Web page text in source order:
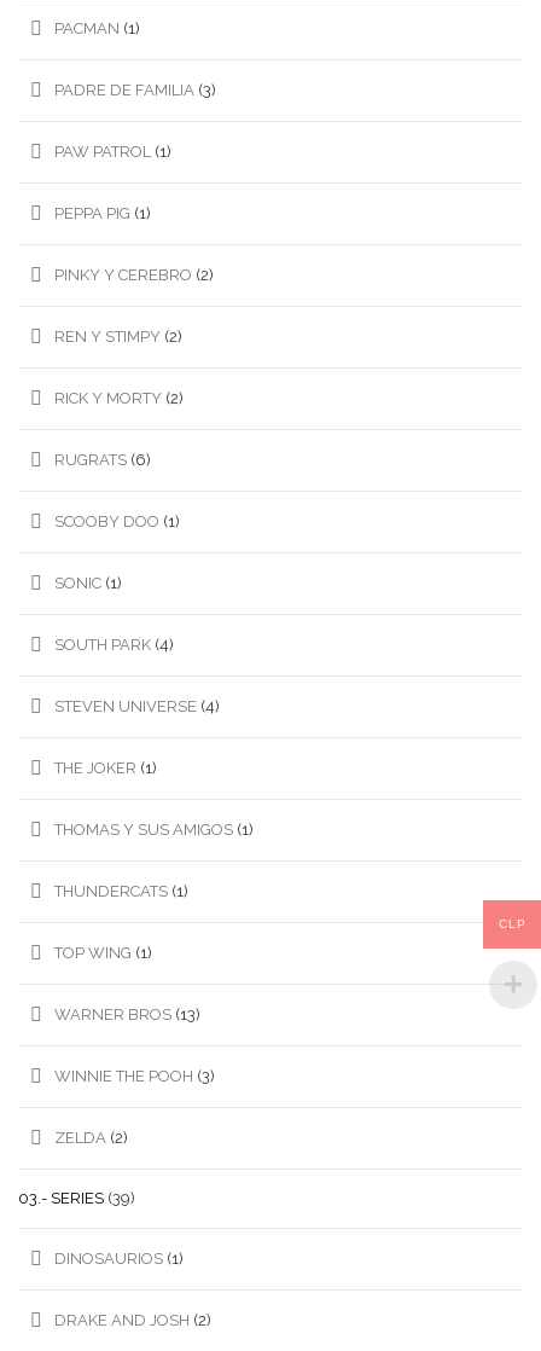
PACMAN (1)
PADRE DE FAMILIA (3)
PAW PATROL (1)
PEPPA PIG (1)
PINKY Y CEREBRO (2)
REN Y STIMPY (2)
RICK Y MORTY (2)
RUGRATS (6)
SCOOBY DOO (1)
SONIC (1)
SOUTH PARK (4)
STEVEN UNIVERSE (4)
THE JOKER (1)
THOMAS Y SUS AMIGOS (1)
THUNDERCATS (1)
TOP WING (1)
WARNER BROS (13)
WINNIE THE POOH (3)
ZELDA (2)
03.- SERIES (39)
DINOSAURIOS (1)
DRAKE AND JOSH (2)
CLP